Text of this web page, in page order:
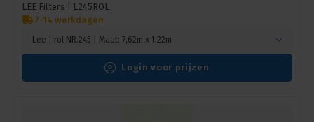
LEE Filters |
L245ROL
7-14 werkdagen
Lee | rol NR.245 | Maat: 7,62m x 1,22m
Login voor prijzen